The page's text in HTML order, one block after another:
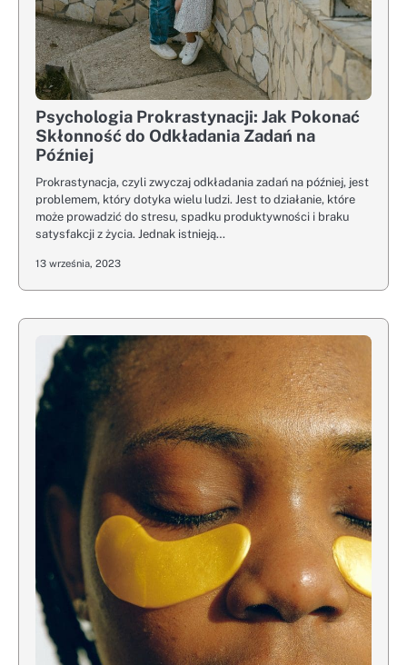
Psychologia Prokrastynacji: Jak Pokonać
Skłonność do Odkładania Zadań na
Później
Prokrastynacja, czyli zwyczaj odkładania zadań na później, jest
problemem, który dotyka wielu ludzi. Jest to działanie, które
może prowadzić do stresu, spadku produktywności i braku
satysfakcji z życia. Jednak istnieją…
13 września, 2023